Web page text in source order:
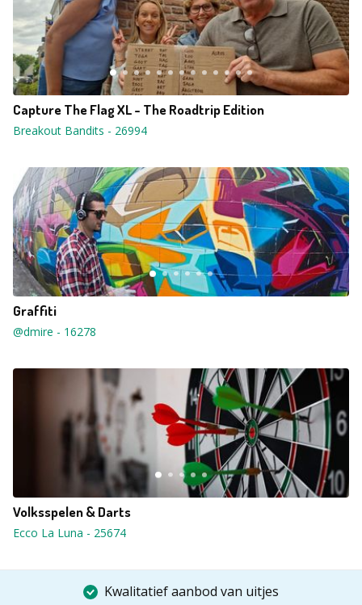
Capture The Flag XL - The Roadtrip Edition
Breakout Bandits - 26994
Graffiti
@dmire - 16278
Volksspelen & Darts
Ecco La Luna - 25674
Kwalitatief aanbod van uitjes